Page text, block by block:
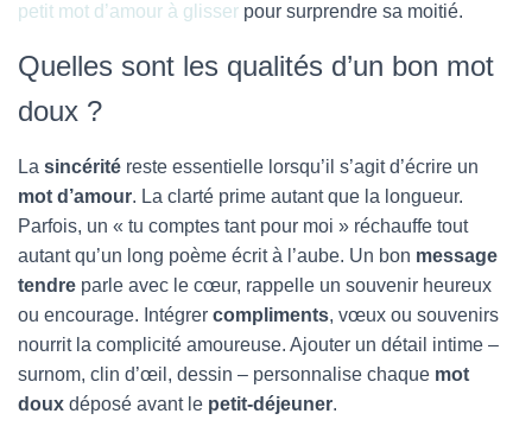
petit mot d’amour à glisser pour surprendre sa moitié.
Quelles sont les qualités d’un bon mot
doux ?
La sincérité reste essentielle lorsqu’il s’agit d’écrire un
mot d’amour. La clarté prime autant que la longueur.
Parfois, un « tu comptes tant pour moi » réchauffe tout
autant qu’un long poème écrit à l’aube. Un bon message
tendre parle avec le cœur, rappelle un souvenir heureux
ou encourage. Intégrer compliments, vœux ou souvenirs
nourrit la complicité amoureuse. Ajouter un détail intime –
surnom, clin d’œil, dessin – personnalise chaque mot
doux déposé avant le petit-déjeuner.